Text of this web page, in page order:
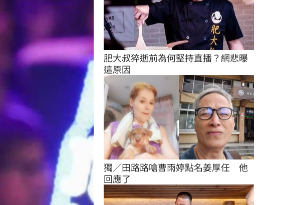
肥大叔猝逝前為何堅持直播？網悲曝
這原因
獨／田路路嗆曹雨婷點名姜厚任　他
回應了